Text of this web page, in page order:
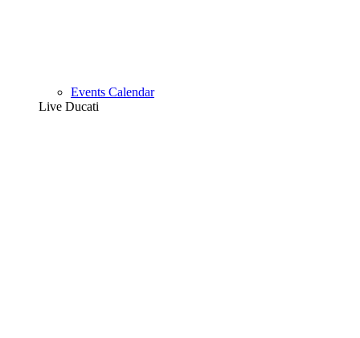
Events Calendar
Live Ducati